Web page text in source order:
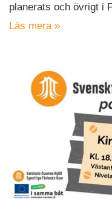
planerats och övrigt i
Läs mera »